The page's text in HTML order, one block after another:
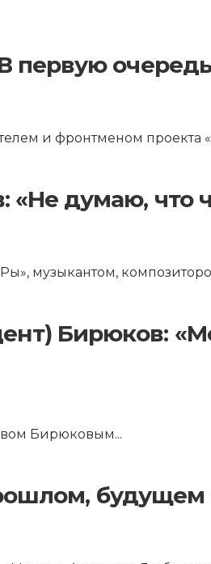
первую
и фронтменом проекта
«Не думаю, что
музыкантом,
Бирюков:
Бирюковым...